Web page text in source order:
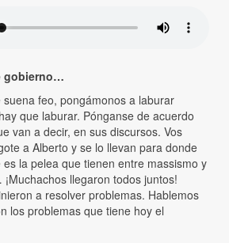
gobierno…
feo, pongámonos a laburar
que laburar. Pónganse de acuerdo
van a decir, en sus discursos. Vos
a Alberto y se lo llevan para donde
la pelea que tienen entre massismo y
llegaron todos juntos!
a resolver problemas. Hablemos
los problemas que tiene hoy el